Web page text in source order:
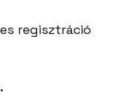
regisztráció